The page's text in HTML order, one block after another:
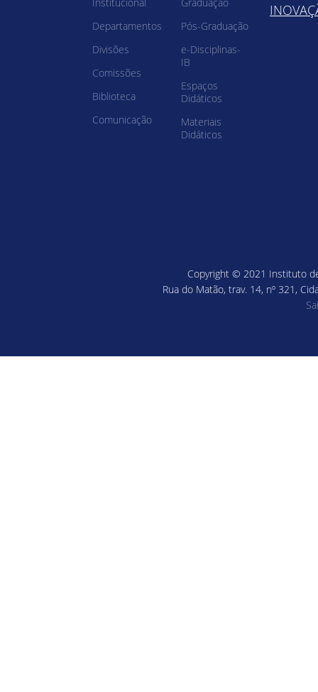
Departamentos
Divisões
Comissões
Biblioteca
Comunicação
Pós-Graduação
e-Disciplinas-
IB
Espaços
Didáticos
Materiais
Didáticos
Copyright © 2021 Instituto
Rua do Matão, trav. 14, nº 321,